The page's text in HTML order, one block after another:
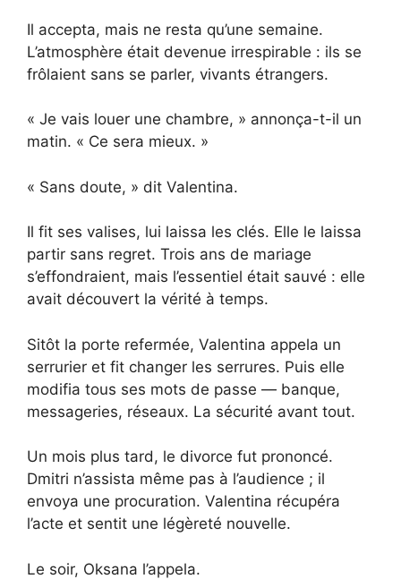
Il accepta, mais ne resta qu’une semaine.
L’atmosphère était devenue irrespirable : ils se
frôlaient sans se parler, vivants étrangers.
« Je vais louer une chambre, » annonça-t-il un
matin. « Ce sera mieux. »
« Sans doute, » dit Valentina.
Il fit ses valises, lui laissa les clés. Elle le laissa
partir sans regret. Trois ans de mariage
s’effondraient, mais l’essentiel était sauvé : elle
avait découvert la vérité à temps.
Sitôt la porte refermée, Valentina appela un
serrurier et fit changer les serrures. Puis elle
modifia tous ses mots de passe — banque,
messageries, réseaux. La sécurité avant tout.
Un mois plus tard, le divorce fut prononcé.
Dmitri n’assista même pas à l’audience ; il
envoya une procuration. Valentina récupéra
l’acte et sentit une légèreté nouvelle.
Le soir, Oksana l’appela.